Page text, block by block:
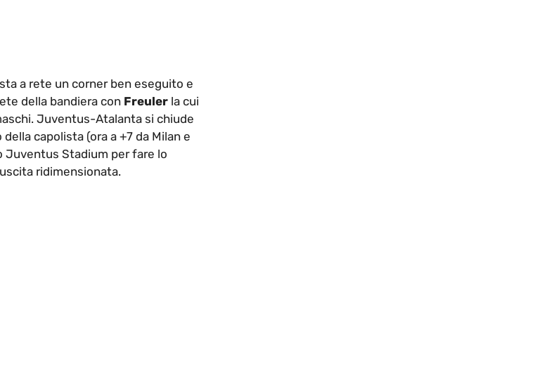
a rete un corner ben eseguito e
della bandiera con Freuler la cui
Juventus-Atalanta si chiude
capolista (ora a +7 da Milan e
Juventus Stadium per fare lo
ridimensionata.